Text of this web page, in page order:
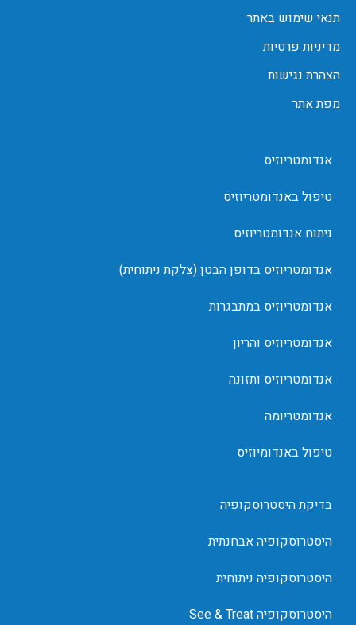
תנאי שימוש באתר
מדיניות פרטיות
הצהרת נגישות
מפת אתר
אנדומטריוזיס
טיפול באנדומטריוזיס
ניתוח אנדומטריוזיס
אנדומטריוזיס בדופן הבטן (צלקת ניתוחית)
אנדומטריוזיס במתבגרות
אנדומטריוזיס והריון
אנדומטריוזיס ותזונה
אנדומטריומה
טיפול באנדומיוזיס
בדיקת היסטרוסקופיה
היסטרוסקופיה אבחנתית
היסטרוסקופיה ניתוחית
היסטרוסקופיה See & Treat